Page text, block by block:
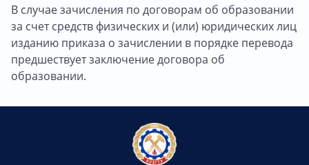
В случае зачисления по договорам об образовании
за счет средств физических и (или) юридических лиц
изданию приказа о зачислении в порядке перевода
предшествует заключение договора об
образовании.